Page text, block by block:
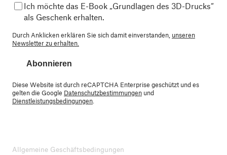
Ich möchte das E-Book „Grundlagen des 3D-Drucks“
als Geschenk erhalten.
Durch Anklicken erklären Sie sich damit einverstanden, unseren
Newsletter zu erhalten.
Abonnieren
Diese Website ist durch reCAPTCHA Enterprise geschützt und es
gelten die Google Datenschutzbestimmungen und
Dienstleistungsbedingungen
Allgemeine Geschäftsbedingungen